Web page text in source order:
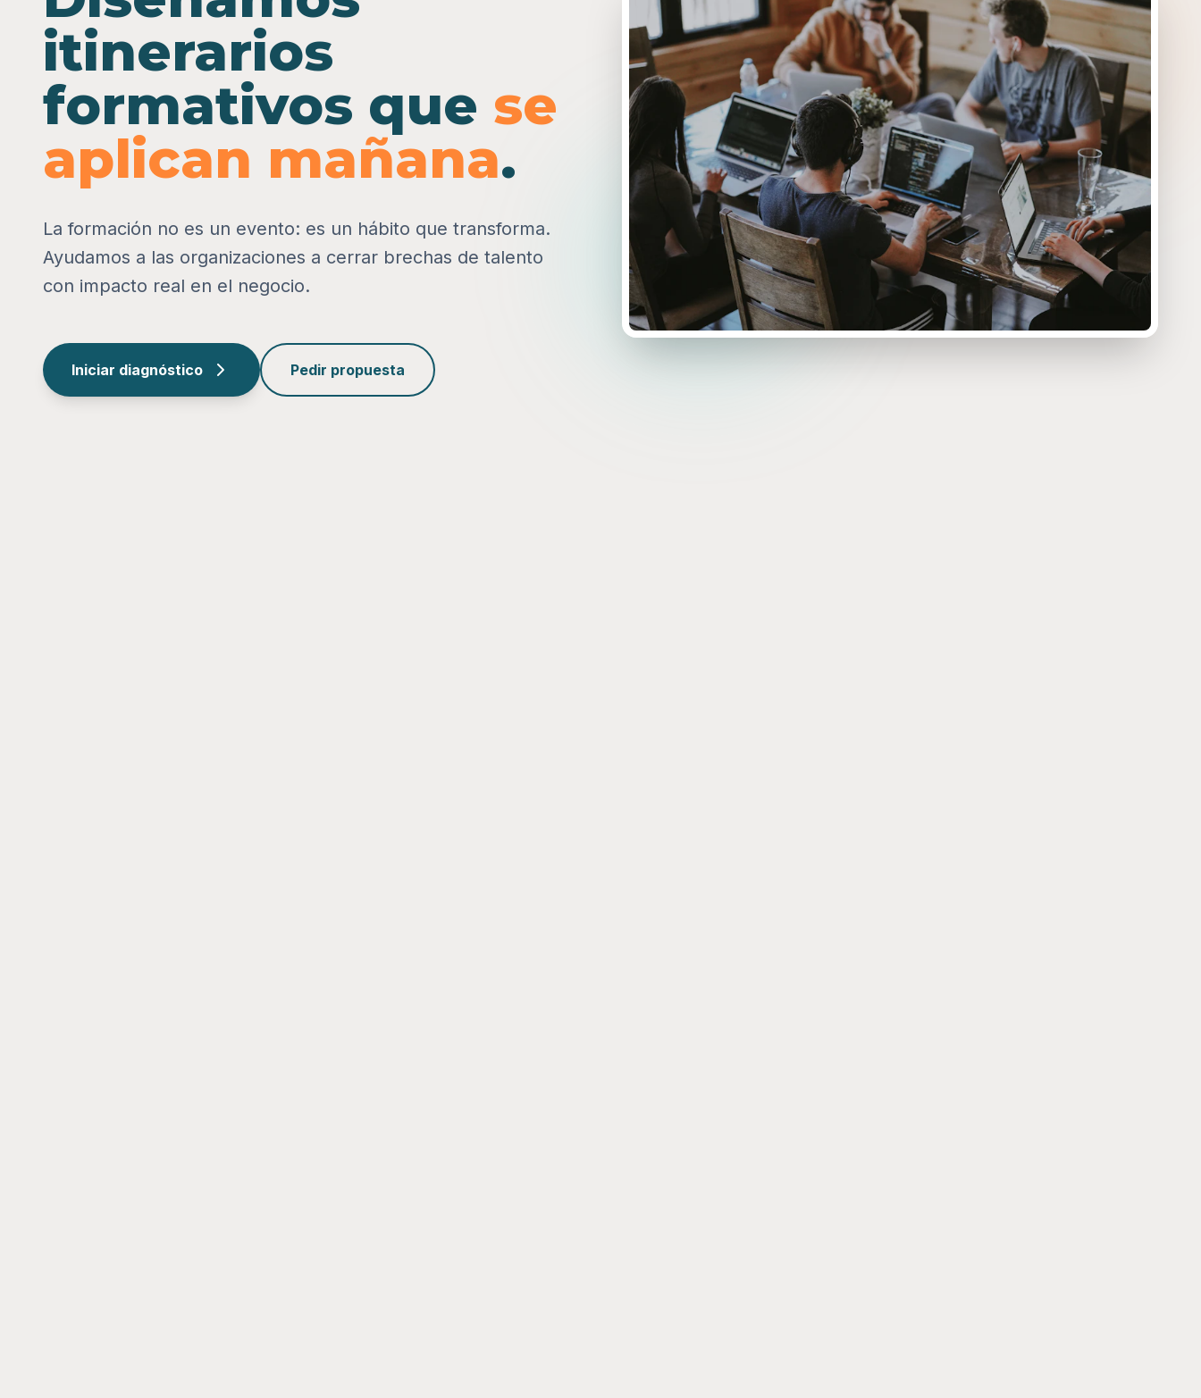
itinerarios
formativos que se
aplican mañana.
La formación no es un evento: es un hábito que transforma.
Ayudamos a las organizaciones a cerrar brechas de talento
con impacto real en el negocio.
Iniciar diagnóstico Pedir propuesta